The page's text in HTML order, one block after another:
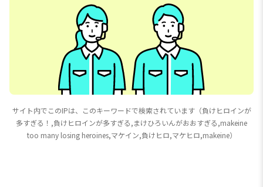
サイト内でこのIPは、このキーワードで検索されています（負けヒロインが
多すぎる！,負けヒロインが多すぎる,まけひろいんがおおすぎる,makeine
too many losing heroines,マケイン,負けヒロ,マケヒロ,makeine）